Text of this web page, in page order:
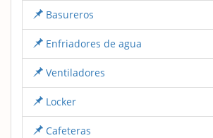
Basureros
Enfriadores de agua
Ventiladores
Locker
Cafeteras